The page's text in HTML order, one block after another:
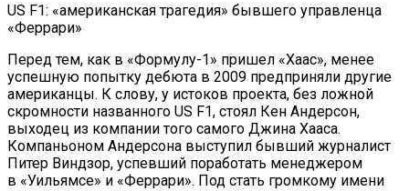
US F1: «американская трагедия» бывшего управленца
«Феррари»
Перед тем, как в «Формулу-1» пришел «Хаас», менее
успешную попытку дебюта в 2009 предприняли другие
американцы. К слову, у истоков проекта, без ложной
скромности названного US F1, стоял Кен Андерсон,
выходец из компании того самого Джина Хааса.
Компаньоном Андерсона выступил бывший журналист
Питер Виндзор, успевший поработать менеджером
в «Уильямсе» и «Феррари». Под стать громкому имени